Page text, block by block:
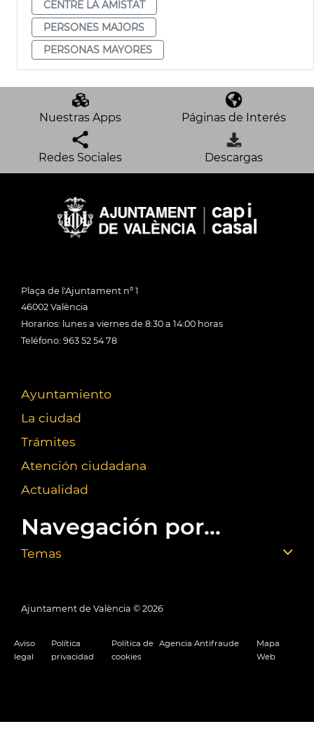
CENTRE LA AMISTAT
PERSONES MAJORS
PERSONAS MAYORES
Nuestras Apps Páginas de Interés
Redes Sociales Descargas
Plaça de l'Ajuntament nº 1
46002 València
Horarios: lunes a viernes de 8:30 a 14:00 horas
Teléfono: 963 52 54 78
Ayuntamiento
La ciudad
Trámites
Atención ciudadana
Actualidad
Navegación por...
Temas
Ajuntament de València © 2026
Aviso
legal
Política
privacidad
Política de
cookies
Agencia Antifraude
Mapa
Web